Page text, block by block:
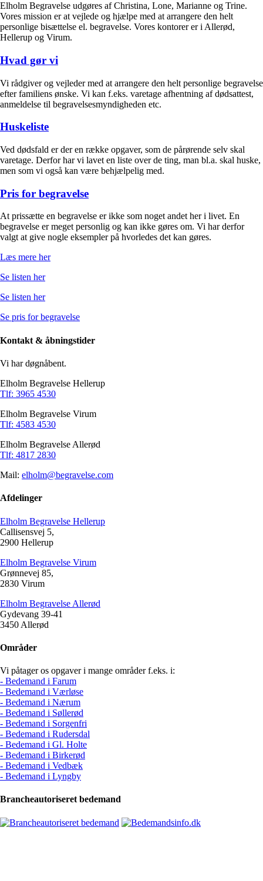
Elholm Begravelse udgøres af Christina, Lone, Marianne og Trine.
Vores mission er at vejlede og hjælpe med at arrangere den helt
personlige bisættelse el. begravelse. Vores kontorer er i Allerød,
Hellerup og Virum.
Hvad gør vi
Vi rådgiver og vejleder med at arrangere den helt personlige begravelse
efter familiens ønske. Vi kan f.eks. varetage afhentning af dødsattest,
anmeldelse til begravelsesmyndigheden etc.
Huskeliste
Ved dødsfald er der en række opgaver, som de pårørende selv skal
varetage. Derfor har vi lavet en liste over de ting, man bl.a. skal huske,
men som vi også kan være behjælpelig med.
Pris for begravelse
At prissætte en begravelse er ikke som noget andet her i livet. En
begravelse er meget personlig og kan ikke gøres om. Vi har derfor
valgt at give nogle eksempler på hvorledes det kan gøres.
Læs mere her
Se listen her
Se listen her
Se pris for begravelse
Kontakt & åbningstider
Vi har døgnåbent.
Elholm Begravelse Hellerup
Tlf: 3965 4530
Elholm Begravelse Virum
Tlf: 4583 4530
Elholm Begravelse Allerød
Tlf: 4817 2830
Mail: elholm@begravelse.com
Afdelinger
Elholm Begravelse Hellerup
Callisensvej 5,
2900 Hellerup
Elholm Begravelse Virum
Grønnevej 85,
2830 Virum
Elholm Begravelse Allerød
Gydevang 39-41
3450 Allerød
Områder
Vi påtager os opgaver i mange områder f.eks. i:
- Bedemand i Farum
- Bedemand i Værløse
- Bedemand i Nærum
- Bedemand i Søllerød
- Bedemand i Sorgenfri
- Bedemand i Rudersdal
- Bedemand i Gl. Holte
- Bedemand i Birkerød
- Bedemand i Vedbæk
- Bedemand i Lyngby
Brancheautoriseret bedemand